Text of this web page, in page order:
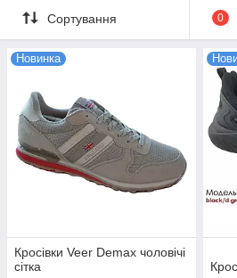
Сортування 0
Новинка
Кросівки Veer Demax чоловічі
сітка